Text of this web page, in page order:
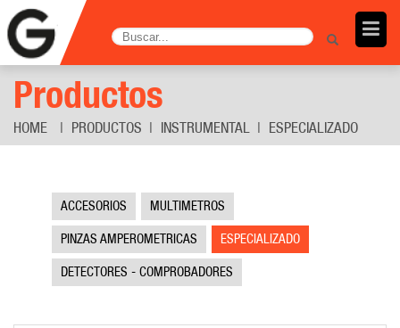
Productos
HOME PRODUCTOS INSTRUMENTAL ESPECIALIZADO
ACCESORIOS MULTIMETROS
PINZAS AMPEROMETRICAS ESPECIALIZADO
DETECTORES - COMPROBADORES